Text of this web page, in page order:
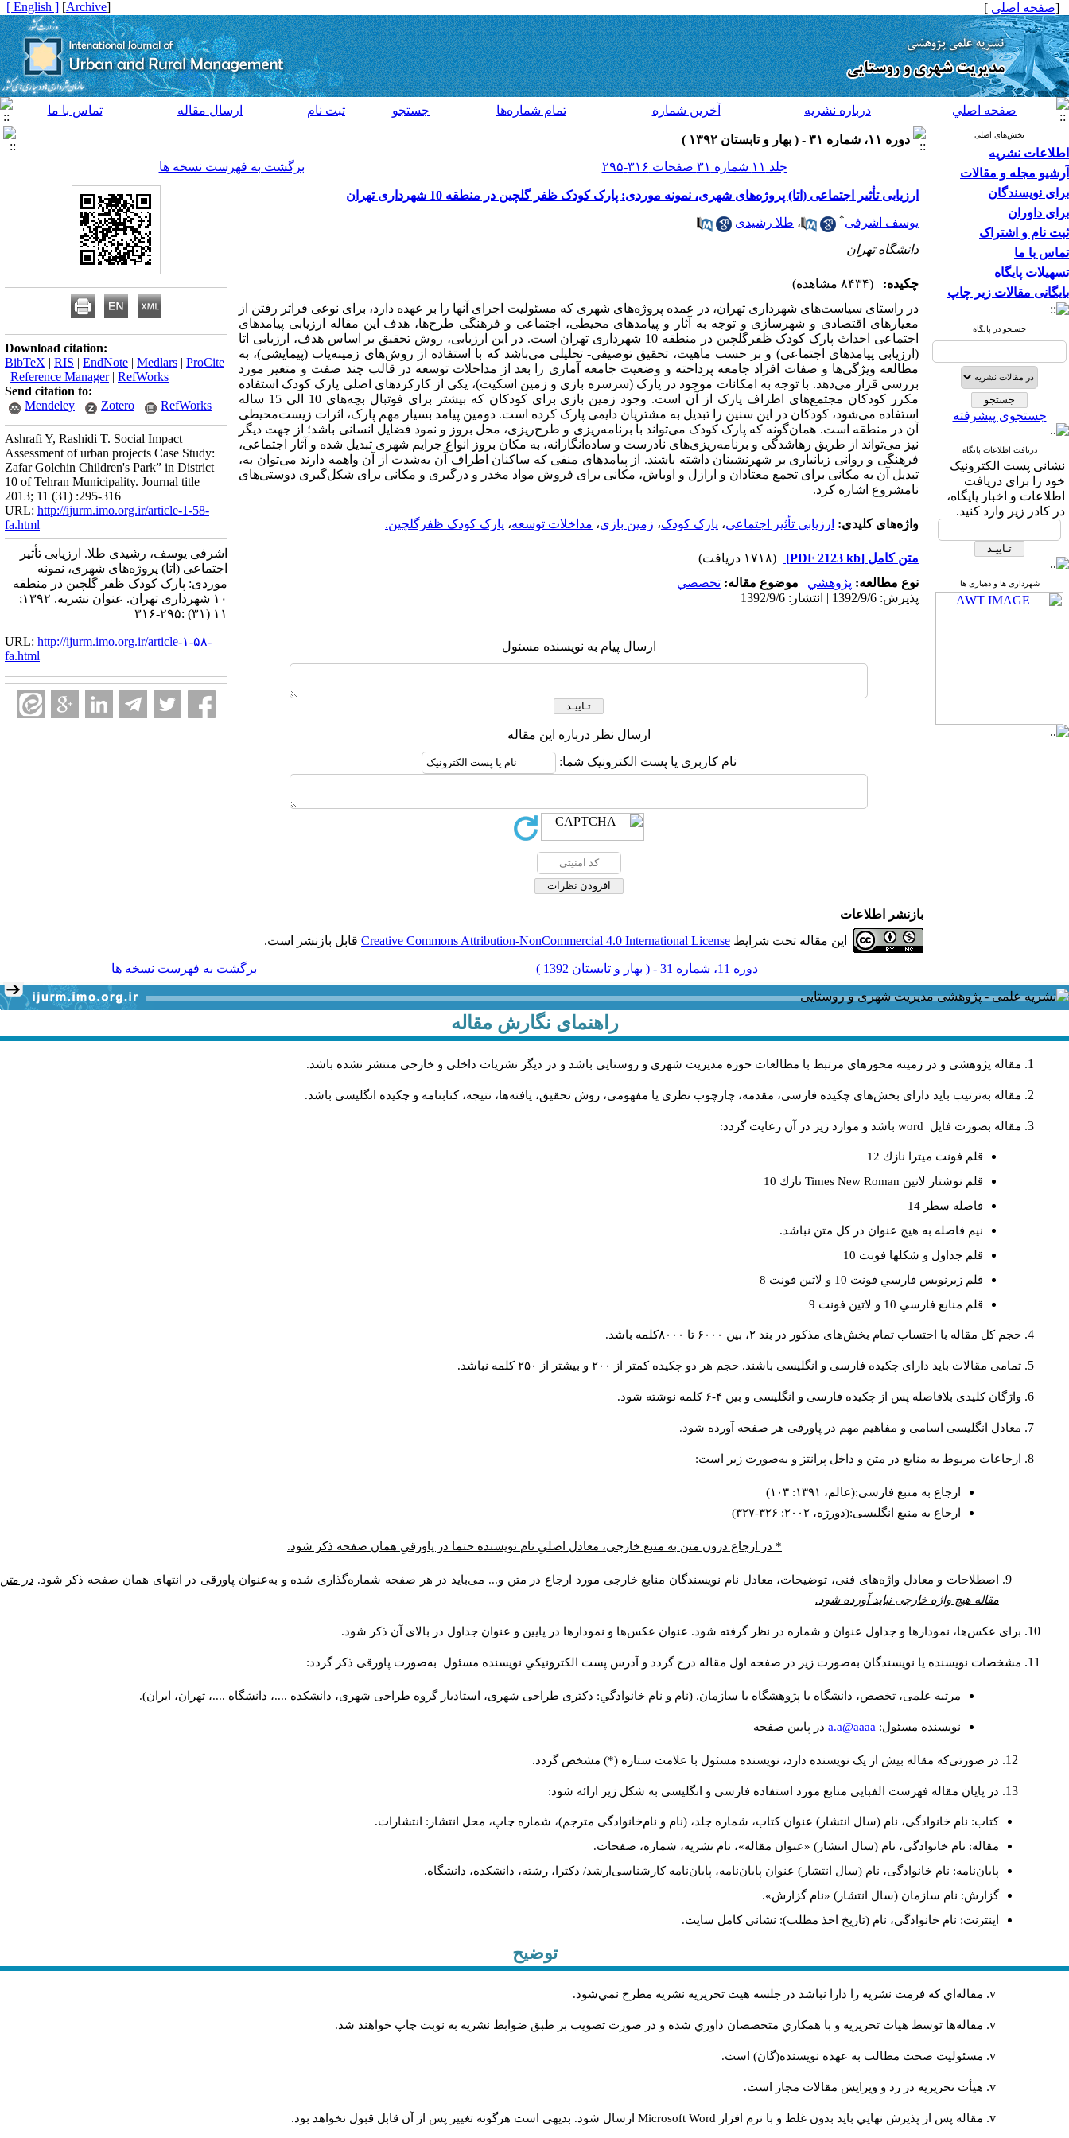
[صفحه اصلی ]
[
Archive
]
[ English ]
صفحه اصلي درباره نشريه آخرين شماره تمام شماره‌ها جستجو ثبت نام ارسال مقاله تماس با ما
بخش‌های اصلی
اطلاعات نشریه
آرشیو مجله و مقالات
برای نویسندگان
برای داوران
ثبت نام و اشتراک
تماس با ما
تسهیلات پایگاه
بایگانی مقالات زیر چاپ
جستجو در پایگاه
جستجوی پیشرفته
دریافت اطلاعات پایگاه
نشانی پست الکترونیک
خود را برای دریافت
اطلاعات و اخبار پایگاه،
در کادر زیر وارد کنید.
شهرداری ها و دهیاری ها
دوره ۱۱، شماره ۳۱ - ( بهار و تابستان ۱۳۹۲ )
جلد ۱۱ شماره ۳۱ صفحات ۳۱۶-۲۹۵
برگشت به فهرست نسخه ها
ارزیابی تأثیر اجتماعی (اتا) پروژ‌ه‌های شهری، نمونه موردی: پارک کودک ظفر گلچین در منطقه 10 شهرداری تهران
یوسف اشرفی* ، طلا رشیدی
دانشگاه تهران
چکیده:
(۸۴۳۴ مشاهده)
در راستای سیاست‌های شهرداری تهران، در عمده پروژه‌های شهری که مسئولیت اجرای آنها را بر عهده دارد، برای نوعی فراتر رفتن از
معیارهای اقتصادی و شهرسازی و توجه به آثار و پیامدهای محیطی، اجتماعی و فرهنگی طرح‌ها، هدف این مقاله ارزیابی پیامدهای
اجتماعی احداث پارک کودک ظفرگلچین در منطقه 10 شهرداری تهران است. در این ارزیابی، روش تحقیق بر اساس هدف، ارزیابی اتا
(ارزیابی پیامدهای اجتماعی) و بر حسب ماهیت، تحقیق توصیفی- تحلیلی می‌باشد که با استفاده از روش‌های زمینه‌یاب (پیمایشی)، به
مطالعه ویژگی‌ها و صفات افراد جامعه پرداخته و وضعیت جامعه آماری را بعد از مداخلات توسعه در قالب چند صفت و متغیر مورد
بررسی قرار می‌دهد. با توجه به امکانات موجود در پارک (سرسره بازی و زمین اسکیت)، یکی از کارکردهای اصلی پارک کودک استفاده
مکرر کودکان مجتمع‌های اطراف پارک از آن است. وجود زمین بازی برای کودکان که بیشتر برای فوتبال بچه‌های 10 الی 15 ساله
استفاده می‌شود، کودکان در این سنین را تبدیل به مشتریان دایمی پارک کرده است. دومین پیامد بسیار مهم پارک، اثرات زیست‌محیطی
آن در منطقه است. همان‌گونه که پارک کودک می‌تواند با برنامه‌ریزی و طرح‌ریزی، محل بروز و نمود فضایل انسانی باشد؛ از جهت دیگر
نیز می‌تواند از طریق رهاشدگی و برنامه‌ریزی‌های نادرست و ساده‌انگارانه، به مکان بروز انواع جرایم شهری تبدیل شده و آثار اجتماعی،
فرهنگی و روانی زیانباری بر شهرنشینان داشته باشند. از پیامدهای منفی که ساکنان اطراف آن به‌شدت از آن واهمه دارند می‌توان به،
تبدیل آن به مکانی برای تجمع معتادان و ارازل و اوباش، مکانی برای فروش مواد مخدر و درگیری و مکانی برای شکل‌گیری دوستی‌های
نامشروع اشاره کرد.
واژه‌های کلیدی: ارزیابی تأثیر اجتماعی، پارک کودک، زمین بازی، مداخلات توسعه، پارک کودک ظفرگلچین.
متن کامل [PDF 2123 kb]
(۱۷۱۸ دریافت)
نوع مطالعه: پژوهشي | موضوع مقاله: تخصصي
پذیرش: 1392/9/6 | انتشار: 1392/9/6
ارسال پیام به نویسنده مسئول
ارسال نظر درباره این مقاله
نام کاربری یا پست الکترونیک شما:
Download citation:
BibTeX | RIS | EndNote | Medlars | ProCite
| Reference Manager| RefWorks
Send citation to:
Mendeley
Zotero RefWorks
Ashrafi Y, Rashidi T. Social Impact
Assessment of urban projects Case Study:
Zafar Golchin Children's Park” in District
10 of Tehran Municipality. Journal title
2013; 11 (31) :295-316
URL: http://ijurm.imo.org.ir/article-1-58-
fa.html
اشرفی یوسف، رشیدی طلا. ارزیابی تأثیر
اجتماعی (اتا) پروژ‌ه‌های شهری، نمونه
موردی: پارک کودک ظفر گلچین در منطقه
۱۰ شهرداری تهران. عنوان نشریه. ۱۳۹۲;
۱۱ (۳۱) :۲۹۵-۳۱۶
URL: http://ijurm.imo.org.ir/article-۱-۵۸-
fa.html
بازنشر اطلاعات
این مقاله تحت شرایط Creative Commons Attribution-NonCommercial 4.0 International License قابل بازنشر است.
دوره 11، شماره 31 - ( بهار و تابستان 1392 ) برگشت به فهرست نسخه ها
راهنمای نگارش مقاله
مقاله پژوهشی و در زمینه محورهاي مرتبط با مطالعات حوزه مديريت شهري و روستايي باشد و در دیگر نشریات داخلی و خارجی منتشر نشده باشد.
مقاله به‌ترتیب باید دارای بخش‌های چکیده فارسی، مقدمه، چارچوب نظری یا مفهومی، روش تحقیق، یافته‌ها، نتیجه، کتابنامه و چکیده انگلیسی باشد.
مقاله بصورت فايل word باشد و موارد زير در آن رعايت گردد:
قلم فونت ميترا نازك 12
قلم نوشتار لاتين Times New Roman نازك 10
فاصله سطر 14
نيم فاصله به هيچ عنوان در كل متن نباشد.
قلم جداول و شكلها فونت 10
قلم زيرنويس فارسي فونت 10 و لاتين فونت 8
قلم منابع فارسي 10 و لاتين فونت 9
حجم کل مقاله با احتساب تمام بخش‌های مذکور در بند ۲، بین ۶۰۰۰ تا ۸۰۰۰کلمه باشد.
تمامی مقالات باید دارای چکیده فارسی و انگلیسی باشند. حجم هر دو چکیده کمتر از ۲۰۰ و بیشتر از ۲۵۰ کلمه نباشد.
واژگان کلیدی بلافاصله پس از چکیده فارسی و انگلیسی و بین ۴-۶ کلمه نوشته شود.
معادل انگلیسی اسامی و مفاهیم مهم در پاورقی هر صفحه آورده شود.
ارجاعات مربوط به منابع در متن و داخل پرانتز و به‌صورت زیر است:
ارجاع به منبع فارسی:(عالم، ۱۳۹۱: ۱۰۳)
ارجاع به منبع انگلیسی:(دورژه، ۲۰۰۲: ۳۲۶-۳۲۷)
* در ارجاع درون متن به منبع خارجی، معادل اصلیِ نام نویسنده حتما در پاورقیِ همان صفحه ذکر شود.
اصطلاحات و معادل واژه‌های فنی، توضیحات، معادل نام نویسندگان منابع خارجی مورد ارجاع در متن و... می‌باید در هر صفحه شماره‌گذاری شده و به‌عنوان پاورقی در انتهای همان صفحه ذکر شود. در متن
مقاله هیچ واژه خارجی نباید آورده شود.
برای عکس‌ها، نمودارها و جداول عنوان و شماره در نظر گرفته شود. عنوان عکس‌ها و نمودارها در پایین و عنوان جداول در بالای آن ذکر شود.
مشخصات نویسنده یا نویسندگان به‌صورت زیر در صفحه اول مقاله درج گردد و آدرس پست الكترونيكي نويسنده مسئول به‌صورت پاورقی ذکر گردد:
مرتبه علمی، تخصص، دانشگاه یا پژوهشگاه یا سازمان. (نام و نام خانوادگي: دکتری طراحی شهری، استادیار گروه طراحی شهری، دانشکده ....، دانشگاه ....، تهران، ایران).
نويسنده مسئول: a.a@aaaa در پايين صفحه
در صورتی‌که مقاله بیش از یک نویسنده دارد، نویسنده مسئول با علامت ستاره (*) مشخص گردد.
در پایان مقاله فهرست الفبایی منابع مورد استفاده فارسی و انگلیسی به شکل زیر ارائه شود:
کتاب: نام خانوادگی، نام (سال انتشار) عنوان کتاب، شماره جلد، (نام و نام‌خانوادگی مترجم)، شماره چاپ، محل انتشار: انتشارات.
مقاله: نام خانوادگی، نام (سال انتشار) «عنوان مقاله»، نام نشریه، شماره، صفحات.
پایان‌نامه: نام خانوادگی، نام (سال انتشار) عنوان پایان‌نامه، پایان‌نامه کارشناسی‌ارشد/ دکترا، رشته، دانشکده، دانشگاه.
گزارش: نام سازمان (سال انتشار) «نام گزارش».
اینترنت: نام خانوادگی، نام (تاریخ اخذ مطلب): نشانی کامل سایت.
توضیح
مقاله‌اي كه فرمت نشريه را دارا نباشد در جلسه هيت تحريريه نشريه مطرح نمي‌شود.
مقاله‌ها توسط هیات تحريريه و با همکاري متخصصان داوري شده و در صورت تصويب بر طبق ضوابط نشريه به نوبت چاپ خواهند شد.
مسئوليت صحت مطالب به عهده نويسنده(گان) است.
هيأت تحريريه در رد و ويرايش مقالات مجاز است.
مقاله پس از پذيرش نهايي باید بدون غلط و با نرم افزار Microsoft Word ارسال شود. بدیهی است هرگونه تغییر پس از آن قابل قبول نخواهد بود.